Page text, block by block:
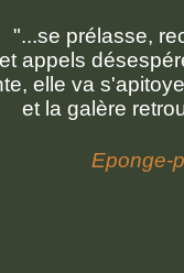
"...se prélasse,
et appels
elle va
et la galère